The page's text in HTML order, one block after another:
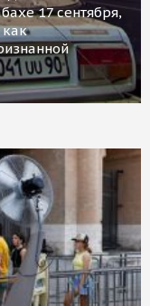
17 сентября,
как